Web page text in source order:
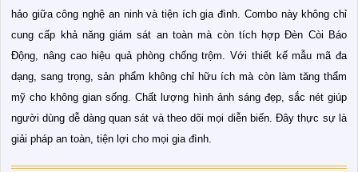
hảo giữa công nghệ an ninh và tiện ích gia đình. Combo này không chỉ
cung cấp khả năng giám sát an toàn mà còn tích hợp Đèn Còi Báo
Động, nâng cao hiệu quả phòng chống trộm. Với thiết kế mẫu mã đa
dạng, sang trọng, sản phẩm không chỉ hữu ích mà còn làm tăng thẩm
mỹ cho không gian sống. Chất lượng hình ảnh sáng đẹp, sắc nét giúp
người dùng dễ dàng quan sát và theo dõi mọi diễn biến. Đây thực sự là
giải pháp an toàn, tiện lợi cho mọi gia đình.